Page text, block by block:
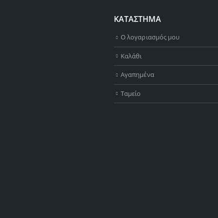
ΚΑΤΑΣΤΗΜΑ
Ο λογαριασμός μου
Καλάθι
Αγαπημένα
Ταμείο